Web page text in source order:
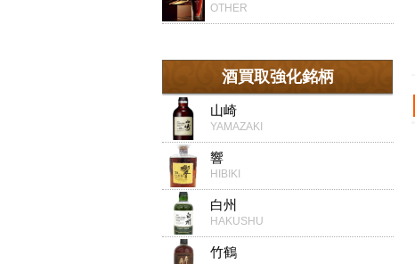
OTHER
酒買取強化銘柄
山崎
YAMAZAKI
響
HIBIKI
白州
HAKUSHU
竹鶴